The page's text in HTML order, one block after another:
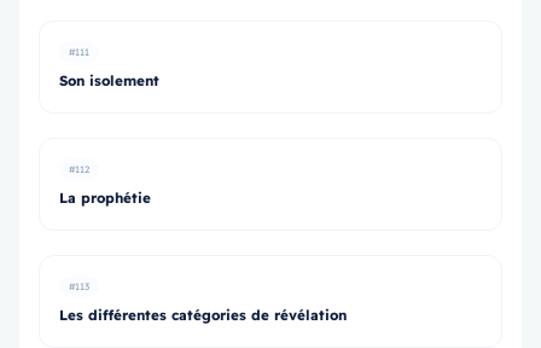
#111
Son isolement
#112
La prophétie
#113
Les différentes catégories de révélation